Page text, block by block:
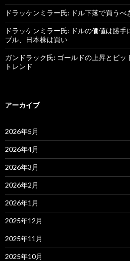
ドラッケンミラー氏: ドル下落で買う
ドラッケンミラー氏: ドルの価値は勝
ブル、日本株は買い
ガンドラック氏: ゴールドの上昇とビ
トレンド
アーカイブ
2026年5月
2026年4月
2026年3月
2026年2月
2026年1月
2025年12月
2025年11月
2025年10月